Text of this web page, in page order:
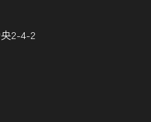
2-4-2